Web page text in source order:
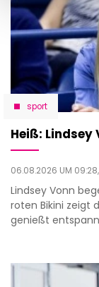
sport
Heiß:
06.08.2026 UM 09:28,
Lindsey Vonn
roten Bikini zeigt
genießt